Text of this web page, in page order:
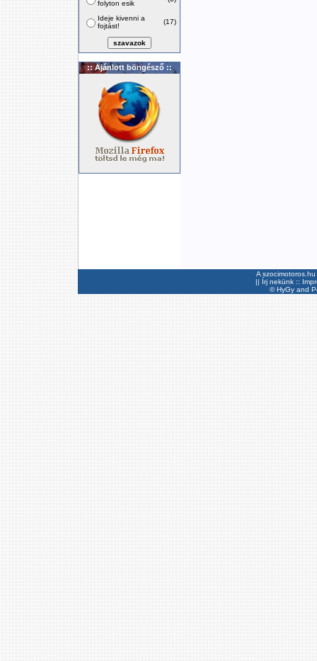
folyton esik
Ideje kivenni a
fojtást!
(17)
:: Ajánlott böngésző ::
A
|| Írj nekünk ::
©HyGyand